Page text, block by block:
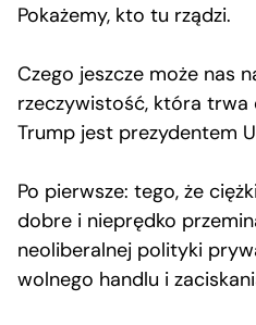
Pokażemy, kto tu rządzi.
Czego jeszcze może nas
rzeczywistość, która
Trump jest prezydentem
Po pierwsze: tego, że
dobre i nieprędko
neoliberalnej polityki
wolnego handlu i